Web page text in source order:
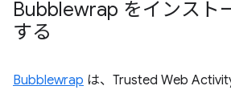
Bubblewrap をインスト
する
Bubblewrap は、Trusted Web